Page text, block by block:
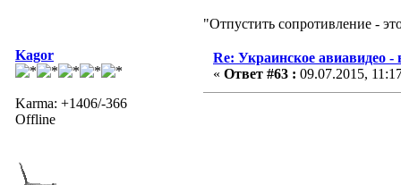
"Отпустить сопротивление -
Kagor
Karma: +1406/-366
Offline
Re: Украинское авиавидео -
« Ответ #63 : 09.07.2015,